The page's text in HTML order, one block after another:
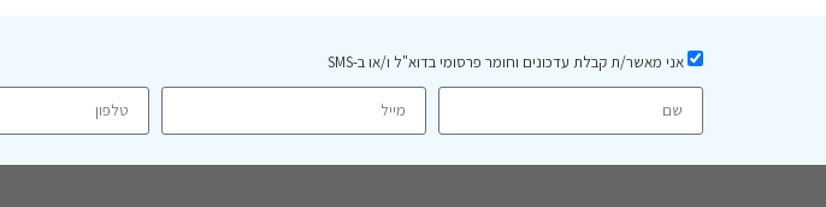
אני מאשר/ת קבלת עדכונים וחומר פרסומי בדוא"ל ו/או ב-SMS